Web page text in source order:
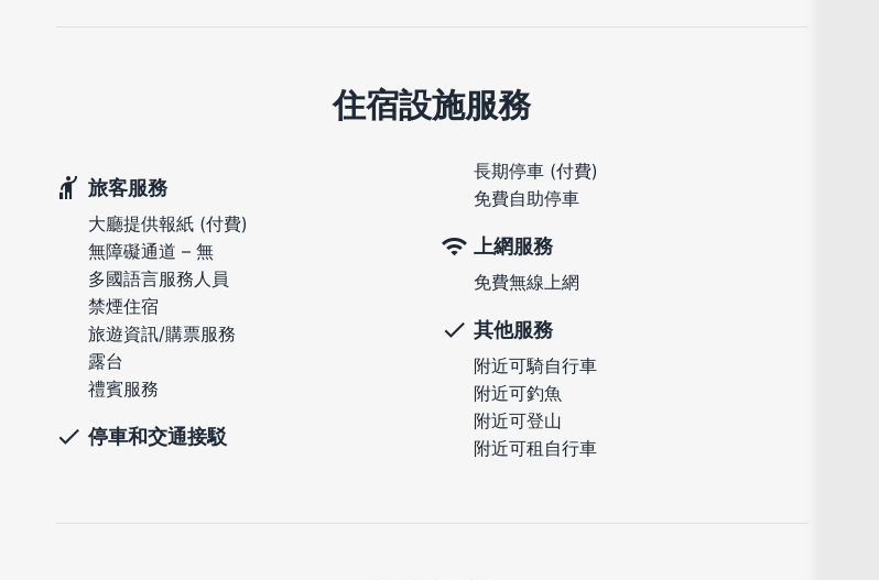
住宿設施服務
旅客服務
大廳提供報紙 (付費)
無障礙通道 – 無
多國語言服務人員
禁煙住宿
旅遊資訊/購票服務
露台
禮賓服務
停車和交通接駁
長期停車 (付費)
免費自助停車
上網服務
免費無線上網
其他服務
附近可騎自行車
附近可釣魚
附近可登山
附近可租自行車